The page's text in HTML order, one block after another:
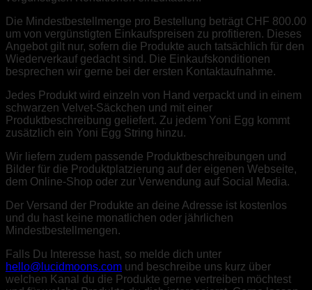
Die Mindestbestellmenge pro Bestellung beträgt CHF 800.00
um von vergünstigten Einkaufspreisen zu profitieren. Dieses
Angebot gilt nur, sofern die Produkte auch tatsächlich für den
Wiederverkauf gedacht sind. Die Einkaufskonditionen
besprechen wir gerne bei der ersten Kontaktaufnahme.
Jedes Produkt wird einzeln von Hand verpackt und in einem
schwarzen Velvet-Säckchen und mit einer
Produktbeschreibung geliefert. Zu jedem Yoni Egg kommt
zusätzlich ein Yoni Egg String hinzu.
Wir liefern zudem passende Produktbeschreibungen und
Bilder für die Produktplatzierung auf der eigenen Webseite,
dem Online-Shop oder zur Verwendung auf Social Media.
Der Versand der Produkte an deine Adresse ist kostenlos
und du hast keine monatlichen oder jährlichen
Mindestbestellmengen.
Falls Du Interesse hast, so melde dich unter
hello@lucidmoons.com und beschreibe uns kurz über
welchen Kanal du die Produkte gerne vertreiben möchtest